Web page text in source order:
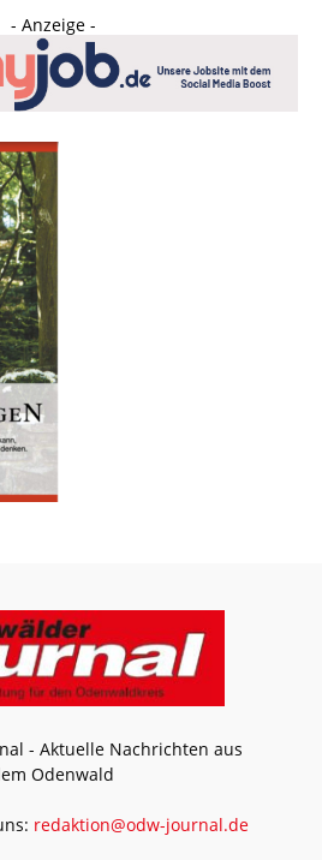
- Anzeige -
- Aktuelle Nachrichten aus
Odenwald
redaktion@odw-journal.de